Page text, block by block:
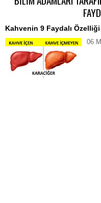
Kahvenin 9 Faydalı Özelliği
06